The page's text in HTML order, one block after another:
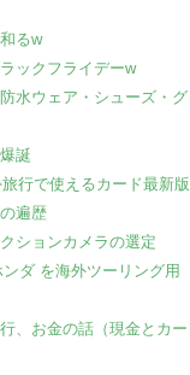
るw
ックフライデーw
水ウェア・シューズ・グ
誕
行で使えるカード最新版
遍歴
ションカメラの選定
ダ を海外ツーリング用
、お金の話（現金とカー